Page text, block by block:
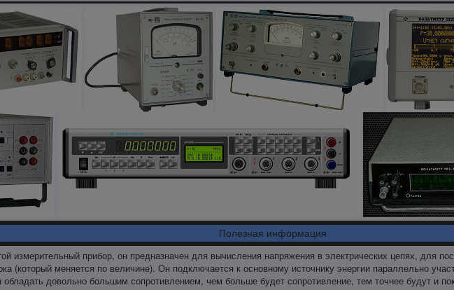
Полезная информация
измерительный прибор, он предназначен для вычисления напряжения в электрических цепях, для
(который меняется по величине). Он подключается к основному источнику энергии параллельно
довольно большим сопротивлением, чем больше будет сопротивление, тем точнее будут и